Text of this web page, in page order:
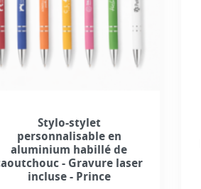
Stylo-stylet
personnalisable en
aluminium habillé de
- Gravure laser
incluse - Prince